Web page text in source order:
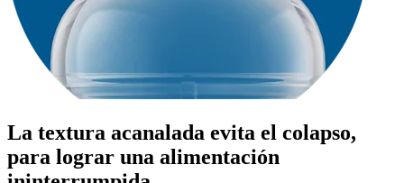
La textura acanalada evita el colapso,
para lograr una alimentación